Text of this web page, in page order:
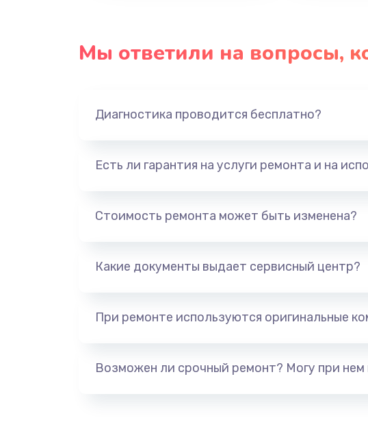
Мы ответили на вопросы,
Диагностика проводится бесплатно?
Есть ли гарантия на услуги ремонта и на
Стоимость ремонта может быть изменена?
Какие документы выдает сервисный центр?
При ремонте используются оригинальные
Возможен ли срочный ремонт? Могу при нем